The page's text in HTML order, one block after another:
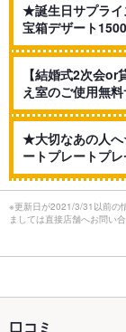
★誕生日サプラ
宝箱デザート
【結婚式2次会
え室のご使用無料
★大切なあの人
ートプレートプ
※更新日が2021/3/31以前の
ましては直接店舗へお問い合
口コミ